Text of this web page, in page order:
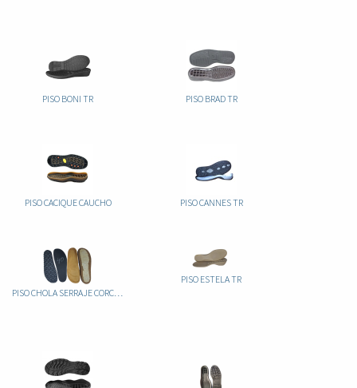
PISO BONI TR PISO BRAD TR
PISO CACIQUE CAUCHO PISO CANNES TR
PISO ESTELA TR